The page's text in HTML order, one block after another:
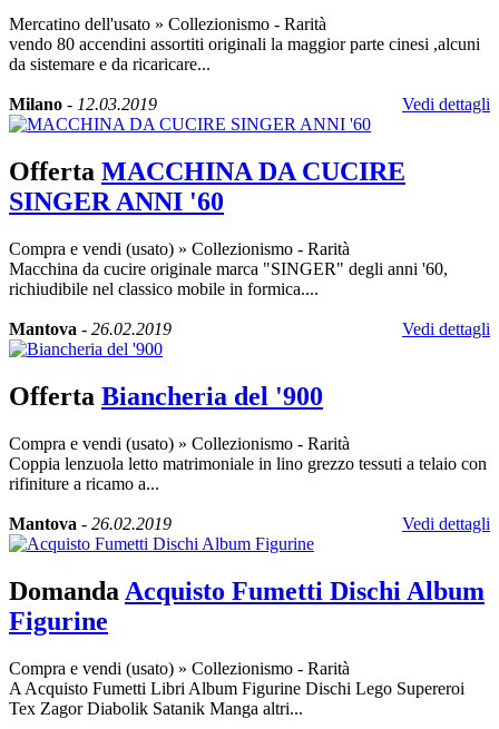
Mercatino dell'usato » Collezionismo - Rarità
vendo 80 accendini assortiti originali la maggior parte cinesi ,alcuni
da sistemare e da ricaricare...
Milano - 12.03.2019 Vedi dettagli
Offerta MACCHINA DA CUCIRE
SINGER ANNI '60
Compra e vendi (usato) » Collezionismo - Rarità
Macchina da cucire originale marca "SINGER" degli anni '60,
richiudibile nel classico mobile in formica....
Mantova - 26.02.2019 Vedi dettagli
Offerta Biancheria del '900
Compra e vendi (usato) » Collezionismo - Rarità
Coppia lenzuola letto matrimoniale in lino grezzo tessuti a telaio con
rifiniture a ricamo a...
Mantova - 26.02.2019 Vedi dettagli
Domanda Acquisto Fumetti Dischi Album
Figurine
Compra e vendi (usato) » Collezionismo - Rarità
A Acquisto Fumetti Libri Album Figurine Dischi Lego Supereroi
Tex Zagor Diabolik Satanik Manga altri...